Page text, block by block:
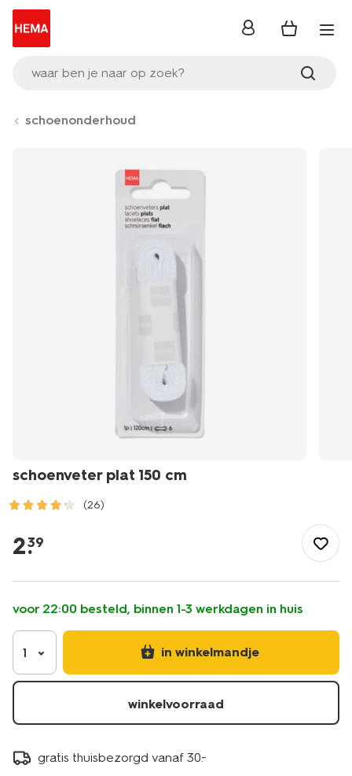
waar ben je naar op zoek?
inloggen
schoenonderhoud
schoenveter plat 150 cm
(26)
slapen/huishouden/schoenonderhoud/schoenveter-
plat-
cm-
20550317.html
2.
39
voor 22:00 besteld, binnen 1-3 werkdagen in huis
1 in winkelmandje
winkelvoorraad
gratis thuisbezorgd vanaf 30.-